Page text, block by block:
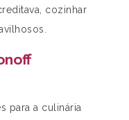
cozinhar
para a culinária